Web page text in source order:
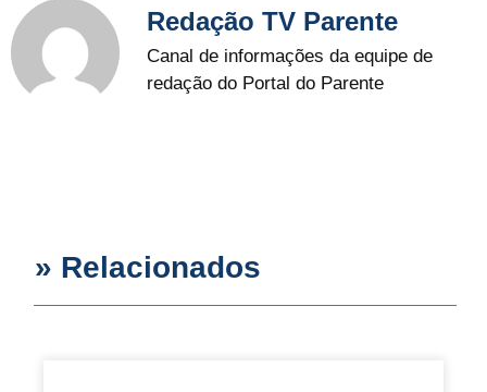
Redação TV Parente
Canal de informações da equipe de
redação do Portal do Parente
» Relacionados